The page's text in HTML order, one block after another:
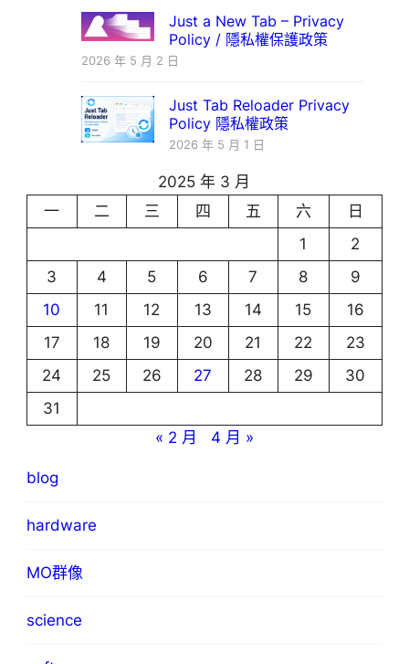
Just a New Tab – Privacy
Policy / 隱私權保護政策
2026 年 5 月 2 日
Just Tab Reloader Privacy
Policy 隱私權政策
2026 年 5 月 1 日
2025 年 3 月
一
二 三 四 五 六
日
1
2
3
4 5 6 7 8
9
10
11 12 13 14 15
16
17
18 19 20 21 22
23
24
25 26 27 28 29
30
31
« 2 月
4 月 »
blog
hardware
MO群像
science